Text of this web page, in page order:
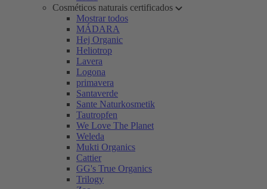
Cosméticos naturais certificados
Mostrar todos
MÁDARA
Hej Organic
Heliotrop
Lavera
Logona
primavera
Santaverde
Sante Naturkosmetik
Tautropfen
We Love The Planet
Weleda
Mukti Organics
Cattier
GG's True Organics
Trilogy